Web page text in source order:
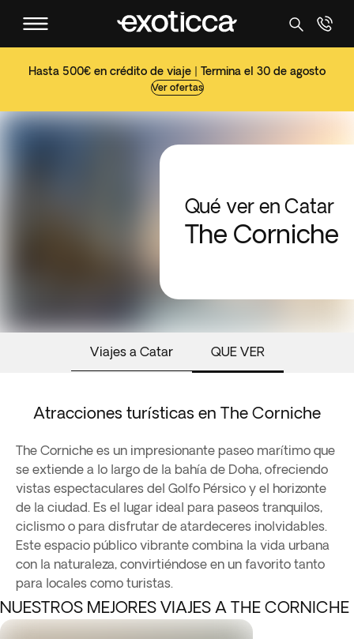
Hasta 500€ en crédito de viaje | Termina el 30 de agosto
Ver ofertas
Qué ver en Catar
The Corniche
Viajes a Catar QUE VER
Atracciones turísticas en The Corniche
The Corniche es un impresionante paseo marítimo que
se extiende a lo largo de la bahía de Doha, ofreciendo
vistas espectaculares del Golfo Pérsico y el horizonte
de la ciudad. Es el lugar ideal para paseos tranquilos,
ciclismo o para disfrutar de atardeceres inolvidables.
Este espacio público vibrante combina la vida urbana
con la naturaleza, convirtiéndose en un favorito tanto
para locales como turistas.
NUESTROS MEJORES VIAJES A THE CORNICHE